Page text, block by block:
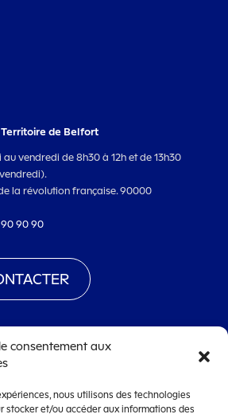
de Belfort
vendredi de 8h30 à 12h et de 13h30
la révolution française. 90000
90 90
consentement aux
nous utilisons des technologies
stocker et/ou accéder aux informations des